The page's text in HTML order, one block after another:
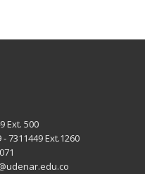
Ext. 500
- 7311449 Ext.1260